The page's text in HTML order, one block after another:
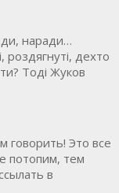
наради…
роздягнуті, дехто
Тоді Жуков
говорить! Это все
потопим, тем
в